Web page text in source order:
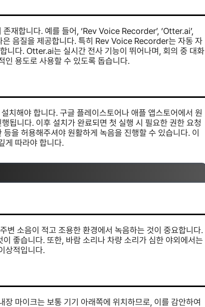
재합니다. 예를 들어, ‘Rev Voice Recorder’, ‘Otter.ai’,
음질을 제공합니다. 특히 Rev Voice Recorder는 자동 자
니다. Otter.ai는 실시간 전사 기능이 뛰어나며, 회의 중 대화
인 용도로 사용할 수 있도록 돕습니다.
치해야 합니다. 구글 플레이스토어나 애플 앱스토어에서 원
됩니다. 이후 설치가 완료되면 첫 실행 시 필요한 권한 요청
을 허용해주셔야 원활하게 녹음을 진행할 수 있습니다. 이
게 따라야 합니다.
변 소음이 적고 조용한 환경에서 녹음하는 것이 중요합니다.
좋습니다. 또한, 바람 소리나 차량 소리가 심한 야외에서는
상적입니다.
마이크는 보통 기기 아래쪽에 위치하므로, 이를 감안하여